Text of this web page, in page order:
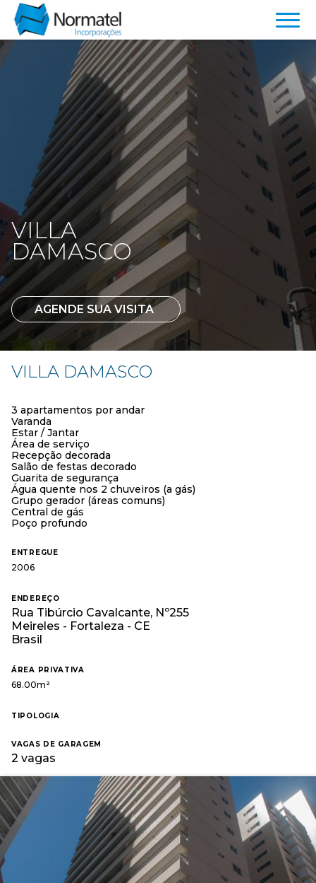
CENTRAL DE VENDAS
(85) 99101.8202
ENDEREÇO
Av. Antônio Sales, 3410 - SL 01/10. Dionísio Torres
Cep: 60.135-102 Fortaleza - CE - Brasil
VILLA
DAMASCO
AGENDE SUA VISITA
VILLA DAMASCO
3 apartamentos por andar
Varanda
Estar / Jantar
Área de serviço
Recepção decorada
Salão de festas decorado
Guarita de segurança
Água quente nos 2 chuveiros (a gás)
Grupo gerador (áreas comuns)
Central de gás
Poço profundo
ENTREGUE
2006
ENDEREÇO
Rua Tibúrcio Cavalcante, Nº255
Meireles - Fortaleza - CE
Brasil
ÁREA PRIVATIVA
68.00m²
TIPOLOGIA
VAGAS DE GARAGEM
2 vagas